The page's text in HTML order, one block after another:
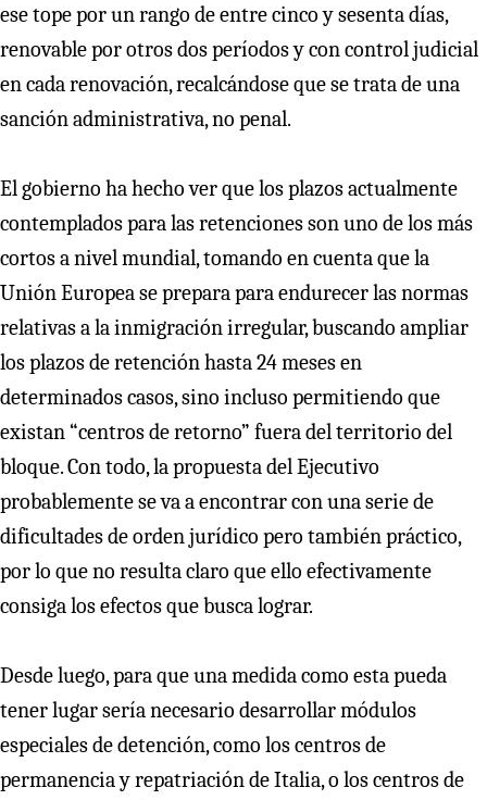
ese tope por un rango de entre cinco y sesenta días,
renovable por otros dos períodos y con control judicial
en cada renovación, recalcándose que se trata de una
sanción administrativa, no penal.
El gobierno ha hecho ver que los plazos actualmente
contemplados para las retenciones son uno de los más
cortos a nivel mundial, tomando en cuenta que la
Unión Europea se prepara para endurecer las normas
relativas a la inmigración irregular, buscando ampliar
los plazos de retención hasta 24 meses en
determinados casos, sino incluso permitiendo que
existan “centros de retorno” fuera del territorio del
bloque. Con todo, la propuesta del Ejecutivo
probablemente se va a encontrar con una serie de
dificultades de orden jurídico pero también práctico,
por lo que no resulta claro que ello efectivamente
consiga los efectos que busca lograr.
Desde luego, para que una medida como esta pueda
tener lugar sería necesario desarrollar módulos
especiales de detención, como los centros de
permanencia y repatriación de Italia, o los centros de